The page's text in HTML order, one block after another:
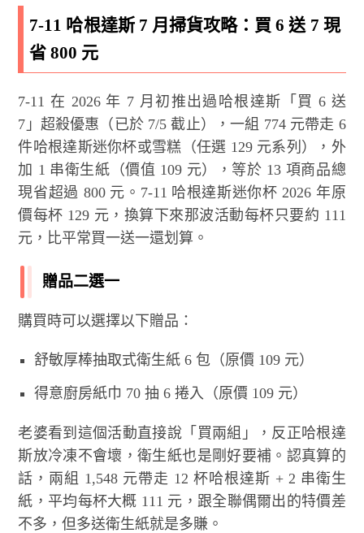
7-11 哈根達斯 7 月掃貨攻略：買 6 送 7 現
省 800 元
7-11 在 2026 年 7 月初推出過哈根達斯「買 6 送
7」超殺優惠（已於 7/5 截止），一組 774 元帶走 6
件哈根達斯迷你杯或雪糕（任選 129 元系列），外
加 1 串衛生紙（價值 109 元），等於 13 項商品總
現省超過 800 元。7-11 哈根達斯迷你杯 2026 年原
價每杯 129 元，換算下來那波活動每杯只要約 111
元，比平常買一送一還划算。
贈品二選一
購買時可以選擇以下贈品：
舒敏厚棒抽取式衛生紙 6 包（原價 109 元）
得意廚房紙巾 70 抽 6 捲入（原價 109 元）
老婆看到這個活動直接說「買兩組」，反正哈根達
斯放冷凍不會壞，衛生紙也是剛好要補。認真算的
話，兩組 1,548 元帶走 12 杯哈根達斯 + 2 串衛生
紙，平均每杯大概 111 元，跟全聯偶爾出的特價差
不多，但多送衛生紙就是多賺。